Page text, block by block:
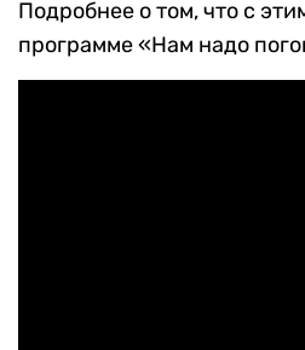
Подробнее о том, что с
программе «Нам надо